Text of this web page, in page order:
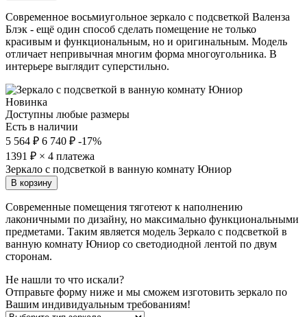
Современное восьмиугольное зеркало с подсветкой Валенза
Блэк - ещё один способ сделать помещение не только
красивым и функциональным, но и оригинальным. Модель
отличает непривычная многим форма многоугольника. В
интерьере выглядит суперстильно.
Новинка
Доступны любые размеры
Есть в наличии
5 564 ₽ 6 740 ₽ -17%
1391 ₽ × 4 платежа
Зеркало с подсветкой в ванную комнату Юниор
В корзину
Современные помещения тяготеют к наполнению
лаконичными по дизайну, но максимально функциональными
предметами. Таким является модель Зеркало с подсветкой в
ванную комнату Юниор со светодиодной лентой по двум
сторонам.
Не нашли то что искали?
Отправьте форму ниже и мы сможем изготовить зеркало по
Вашим индивидуальным требованиям!